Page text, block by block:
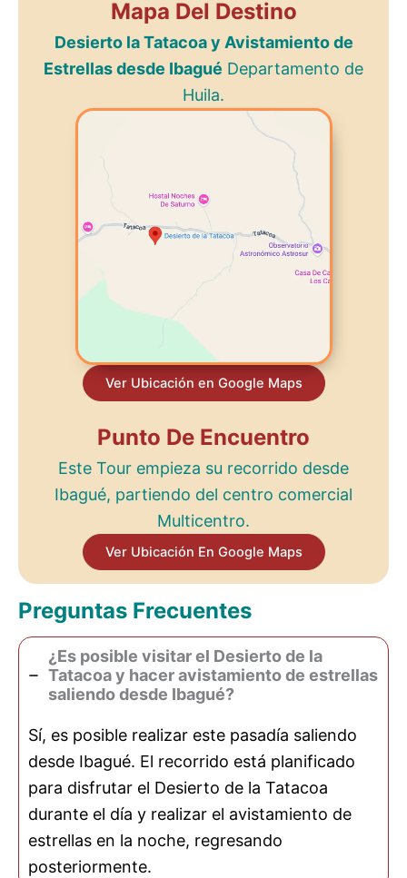
Mapa Del Destino
Desierto la Tatacoa y Avistamiento de
Estrellas desde Ibagué Departamento de
Huila.
Ver Ubicación en Google Maps
Punto De Encuentro
Este Tour empieza su recorrido desde
Ibagué, partiendo del centro comercial
Multicentro.
Ver Ubicación En Google Maps
Preguntas Frecuentes
¿Es posible visitar el Desierto de la
Tatacoa y hacer avistamiento de estrellas
saliendo desde Ibagué?
Sí, es posible realizar este pasadía saliendo
desde Ibagué. El recorrido está planificado
para disfrutar el Desierto de la Tatacoa
durante el día y realizar el avistamiento de
estrellas en la noche, regresando
posteriormente.